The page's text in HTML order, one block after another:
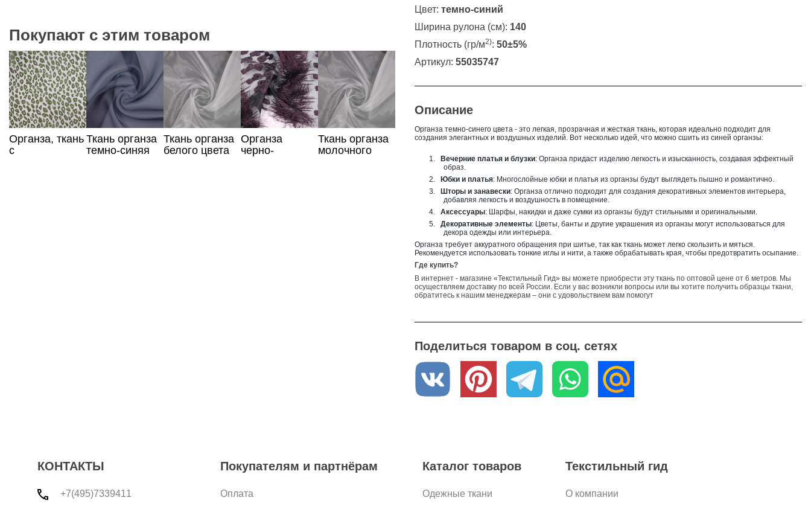
Цвет: темно-синий
Ширина рулона (см): 140
Плотность (гр/м2): 50±5%
Артикул: 55035747
Описание
Органза темно-синего цвета - это легкая, прозрачная и жесткая ткань, которая идеально подходит для
создания элегантных и воздушных изделий. Вот несколько идей, что можно сшить из синей органзы:
1. Вечерние платья и блузки: Органза придаст изделию легкость и изысканность, создавая эффектный
образ.
2.
Юбки и платья: Многослойные юбки и платья из органзы будут выглядеть пышно и романтично.
3.
Шторы и занавески: Органза отлично подходит для создания декоративных элементов интерьера,
добавляя легкость и воздушность в помещение.
4.
Аксессуары: Шарфы, накидки и даже сумки из органзы будут стильными и оригинальными.
5.
Декоративные элементы: Цветы, банты и другие украшения из органзы могут использоваться для
декора одежды или интерьера.
Органза требует аккуратного обращения при шитье, так как ткань может легко скользить и мяться.
Рекомендуется использовать тонкие иглы и нити, а также обрабатывать края, чтобы предотвратить осыпание.
Где купить?
В интернет - магазине «Текстильный Гид» вы можете приобрести эту ткань по оптовой цене от 6 метров. Мы
осуществляем доставку по всей России. Если у вас возникли вопросы или вы хотите получить образцы ткани,
обратитесь к нашим менеджерам – они с удовольствием вам помогут
Поделиться товаром в соц. сетях
Покупают с этим товаром
Органза, ткань
с
Ткань органза
темно-синяя
Ткань органза
белого цвета
Органза
черно-
Ткань органза
молочного
КОНТАКТЫ
+7(495)7339411
Покупателям и партнёрам
Оплата
Каталог товаров
Одежные ткани
Текстильный гид
О компании